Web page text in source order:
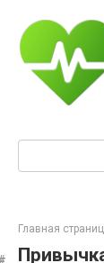
контенту
Главная